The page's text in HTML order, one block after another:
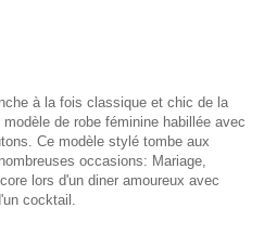
à la fois classique et chic de la
de robe féminine habillée avec
Ce modèle stylé tombe aux
occasions: Mariage,
lors d'un diner amoureux avec
cocktail.